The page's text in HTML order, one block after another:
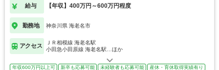
給与 【年収】400万円～600万円程度
勤務地 神奈川県 海老名市
アクセス
ＪＲ相模線 海老名駅
小田急小田原線 海老名駅…ほか
年収600万円以上可 新卒も応募可能 未経験者も応募可能
産休・育休取得実績有り